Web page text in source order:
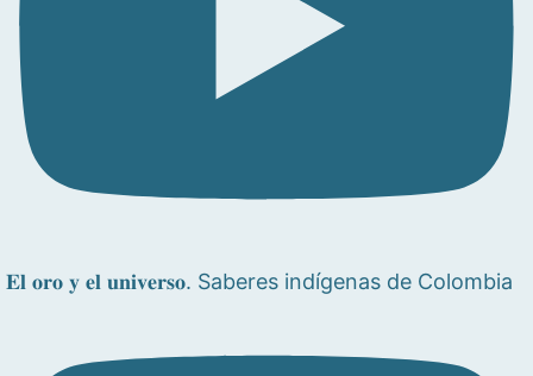
𝐄𝐥 𝐨𝐫𝐨 𝐲 𝐞𝐥 𝐮𝐧𝐢𝐯𝐞𝐫𝐬𝐨. Saberes indígenas de Colombia